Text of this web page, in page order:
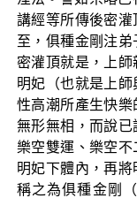
講經等所傳後密
至，俱種金剛注
密灌頂就是，上
明妃（也就是上
性高潮所產生快
無形無相，而說
樂空雙運、樂空
明妃下體內，再
稱之為俱種金剛